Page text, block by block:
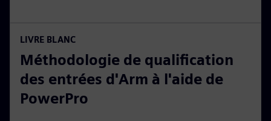
LIVRE BLANC
Méthodologie de qualification
des entrées d'Arm à l'aide de
PowerPro